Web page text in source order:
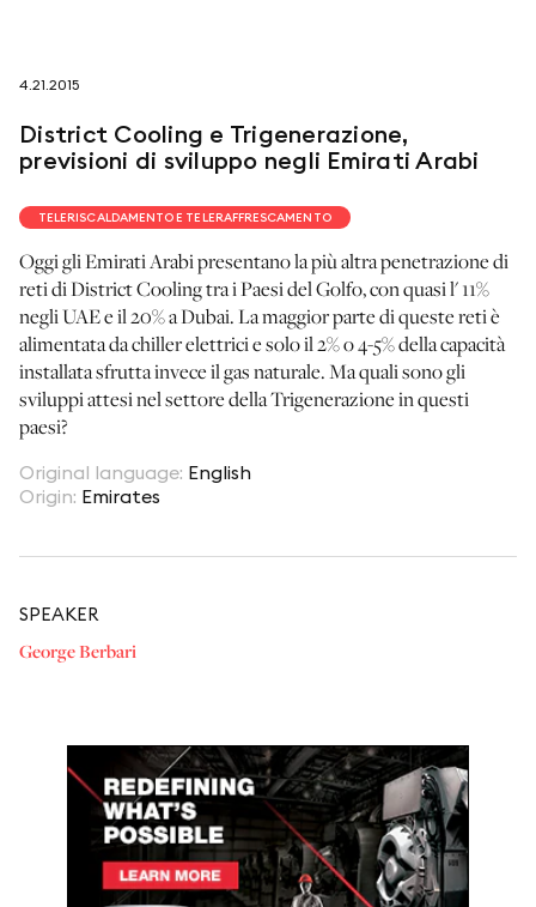
seguici su
netzerotube
4.21.2015
District Cooling e Trigenerazione,
previsioni di sviluppo negli Emirati Arabi
TELERISCALDAMENTO E TELERAFFRESCAMENTO
Oggi gli Emirati Arabi presentano la più altra penetrazione di
reti di District Cooling tra i Paesi del Golfo, con quasi l' 11%
negli UAE e il 20% a Dubai. La maggior parte di queste reti è
alimentata da chiller elettrici e solo il 2% o 4-5% della capacità
installata sfrutta invece il gas naturale. Ma quali sono gli
sviluppi attesi nel settore della Trigenerazione in questi
paesi?
Original language: English
Origin: Emirates
SPEAKER
George Berbari